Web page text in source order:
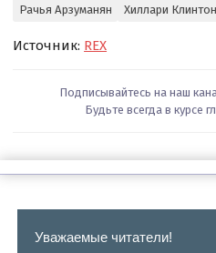
Рачья Арзуманян Хиллари Клинтон
Источник: REX
Подписывайтесь на наш
Будьте всегда в курсе
Уважаемые читатели!